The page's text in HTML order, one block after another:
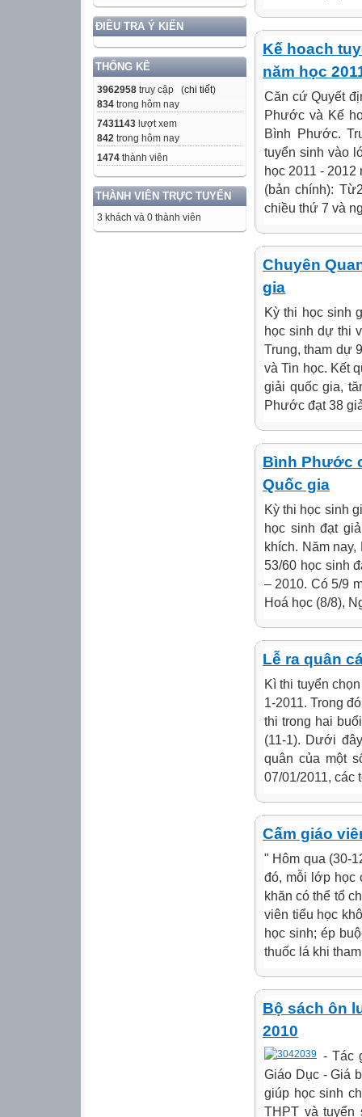
ĐIỀU TRA Ý KIẾN
THỐNG KÊ
3962958 truy cập (chi tiết)
834 trong hôm nay
7431143 lượt xem
842 trong hôm nay
1474 thành viên
THÀNH VIÊN TRỰC TUYẾN
3 khách và 0 thành viên
Kế hoach
năm học
Căn cứ Quyết
Phước và Kế
Bình Phước.
tuyển sinh vào
học 2011 -
(bản chính):
chiều thứ 7 và
Chuyên
gia
Kỳ thi học sinh
học sinh dự thi
Trung, tham dự
và Tin học. Kết
giải quốc gia,
Phước đạt 38
Bình Phước
Quốc gia
Kỳ thi học sinh
học sinh đạt
khích. Năm
53/60 học sinh
– 2010. Có 5/9
Hoá học (8/8),
Lễ ra quân
Kì thi tuyển
1-2011. Trong
thi trong hai
(11-1). Dưới
quân của một
07/01/2011, các
Cấm giáo
" Hôm qua (30-
đó, mỗi lớp học
khăn có thể tổ
viên tiểu học
học sinh; ép
thuốc lá khi
Bộ sách ôn
2010
- Tác
Giáo Dục - Giá
giúp học sinh
THPT và tuyển